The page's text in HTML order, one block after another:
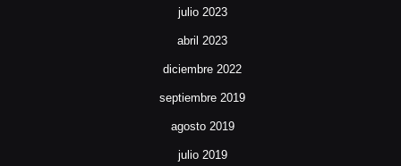
julio 2023
abril 2023
diciembre 2022
septiembre 2019
agosto 2019
julio 2019